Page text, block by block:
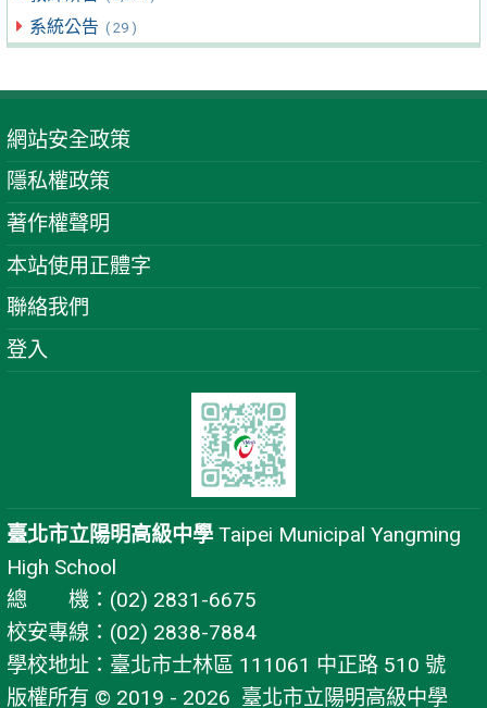
系統公告 ( 29 )
網站安全政策
隱私權政策
著作權聲明
本站使用正體字
聯絡我們
登入
臺北市立陽明高級中學 Taipei Municipal Yangming
High School
總 機：(02) 2831-6675
校安專線：(02) 2838-7884
學校地址：臺北市士林區 111061 中正路 510 號
版權所有 © 2019 - 2026 臺北市立陽明高級中學